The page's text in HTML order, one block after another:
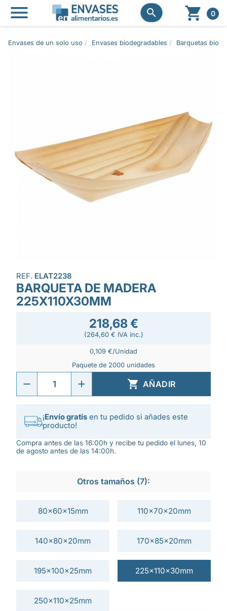
 
  0
Envases de un solo uso Envases biodegradables Barquetas
REF. ELAT2238
BARQUETA DE MADERA
225X110X30MM
218,68 €
(264,60 € IVA inc.)
0,109 €/Unidad
Paquete de 2000 unidades
 AÑADIR
¡Envío gratis en tu pedido si añades este
producto!
Compra antes de las 16:00h y recibe tu pedido el lunes, 10
de agosto antes de las 14:00h.
Otros tamaños (7):
80x60x15mm 110x70x20mm
140x80x20mm 170x85x20mm
195x100x25mm 225x110x30mm
250x110x25mm